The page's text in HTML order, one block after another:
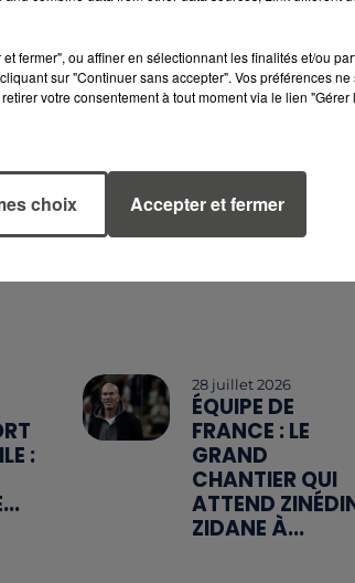
:
28 juillet 2026
ÉQUIPE DE
FRANCE : LE
GRAND
CHANTIER QUI
ATTEND
ZIDANE À...
fermer", ou affiner en sélectionnant les finalités et/ou
sur "Continuer sans accepter". Vos préférences
votre consentement à tout moment via le lien
choix Accepter et fermer